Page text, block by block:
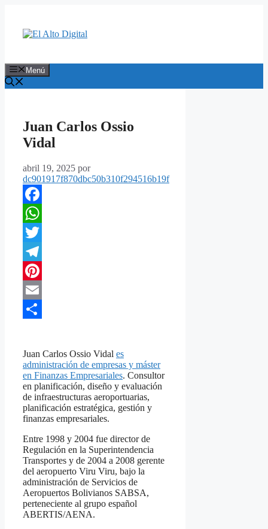
contenido
Menú
Juan Carlos Ossio
Vidal
abril 19, 2025 por
dc901917f870dbc50b310f294516b19f
Facebook
WhatsApp
Twitter
Telegram
Pinterest
Email
Juan Carlos Ossio Vidal es
administración de empresas y máster
en Finanzas Empresariales. Consultor
en planificación, diseño y evaluación
de infraestructuras aeroportuarias,
planificación estratégica, gestión y
finanzas empresariales.
Entre 1998 y 2004 fue director de
Regulación en la Superintendencia
Transportes y de 2004 a 2008 gerente
del aeropuerto Viru Viru, bajo la
administración de Servicios de
Aeropuertos Bolivianos SABSA,
perteneciente al grupo español
ABERTIS/AENA.